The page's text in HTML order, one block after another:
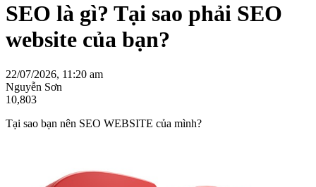
SEO là gì? Tại sao phải SEO
website của bạn?
22/07/2026, 11:20 am
Nguyễn Sơn
10,803
Tại sao bạn nên SEO WEBSITE của mình?